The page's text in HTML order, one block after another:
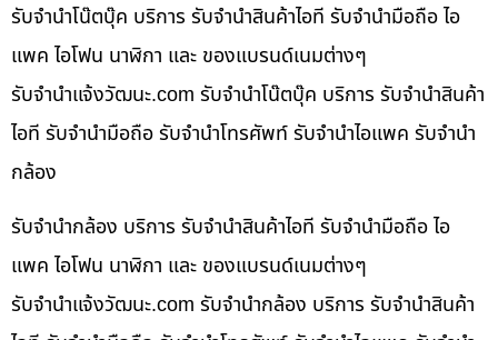
รับจำนำโน๊ตบุ๊ค บริการ รับจำนำสินค้าไอที รับจำนำมือถือ ไอ
แพค ไอโฟน นาฬิกา และ ของแบรนด์เนมต่างๆ
รับจํานําแจ้งวัฒนะ.com รับจำนำโน๊ตบุ๊ค บริการ รับจำนำสินค้า
ไอที รับจำนำมือถือ รับจำนำโทรศัพท์ รับจำนำไอแพค รับจำนำ
กล้อง
รับจำนำกล้อง บริการ รับจำนำสินค้าไอที รับจำนำมือถือ ไอ
แพค ไอโฟน นาฬิกา และ ของแบรนด์เนมต่างๆ
รับจํานําแจ้งวัฒนะ.com รับจำนำกล้อง บริการ รับจำนำสินค้า